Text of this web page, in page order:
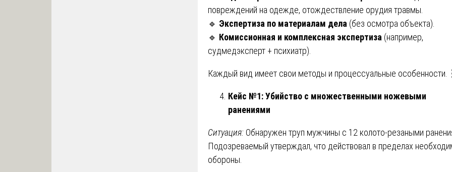
повреждений на одежде, отождествление орудия травмы.
🔹 Экспертиза по материалам дела (без осмотра объекта).
🔹 Комиссионная и комплексная экспертиза (например,
судмедэксперт + психиатр).
Каждый вид имеет свои методы и процессуальные особенности.
Кейс №1: Убийство с множественными ножевыми
ранениями
Ситуация: Обнаружен труп мужчины с 12 колото-резаными
Подозреваемый утверждал, что действовал в пределах
обороны.